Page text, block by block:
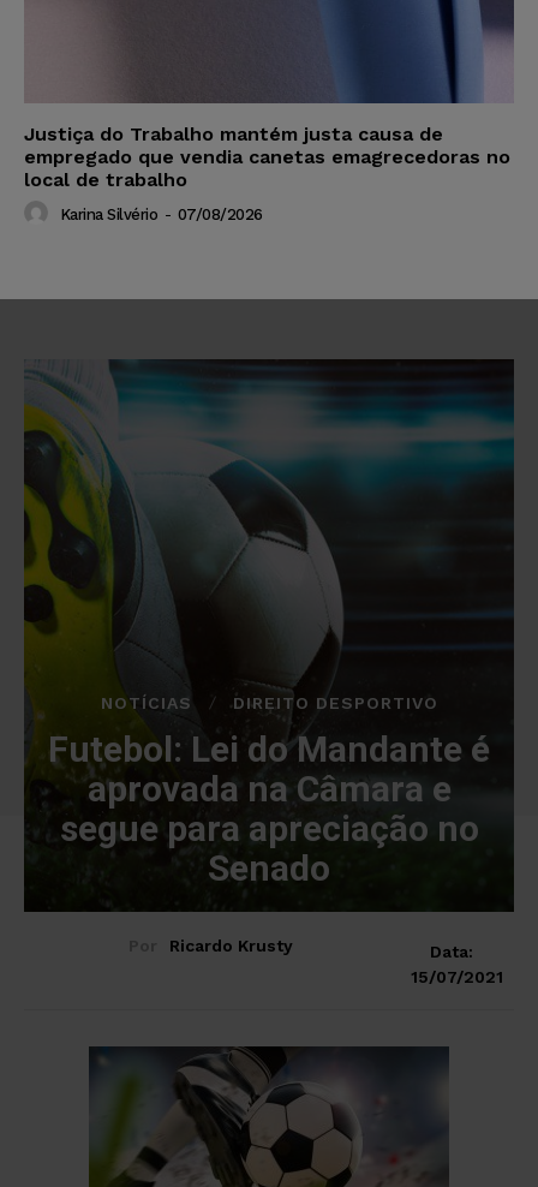
Justiça do Trabalho mantém justa causa de
empregado que vendia canetas emagrecedoras no
local de trabalho
Karina Silvério - 07/08/2026